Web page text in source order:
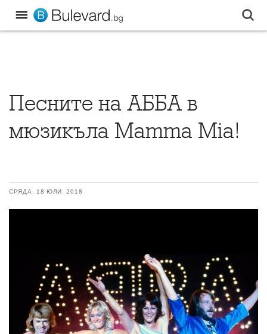
Песните на АББА в
мюзикъла Mamma Mia!
СРЯДА, 18 ЮЛИ, 2018